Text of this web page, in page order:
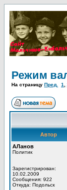
Режим
На страницу Пред. 1
Автор
АЛанов
Политик
Зарегистрирован:
10.02.2009
Сообщения: 922
Откуда: Подольск